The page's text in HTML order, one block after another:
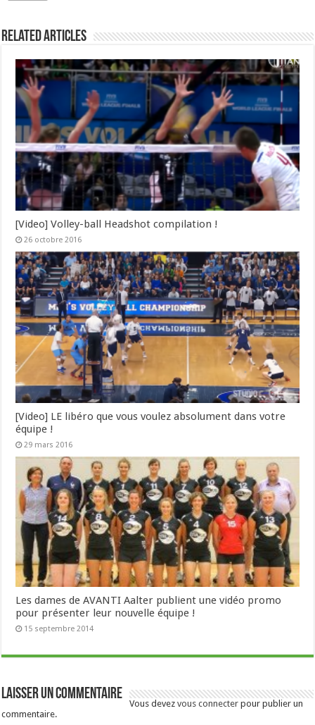
Related Articles
[Video] Volley-ball Headshot compilation !
26 octobre 2016
[Video] LE libéro que vous voulez absolument dans votre
équipe !
29 mars 2016
Les dames de AVANTI Aalter publient une vidéo promo
pour présenter leur nouvelle équipe !
15 septembre 2014
Laisser un commentaire
Vous devezvous connecter pour publier un
commentaire.